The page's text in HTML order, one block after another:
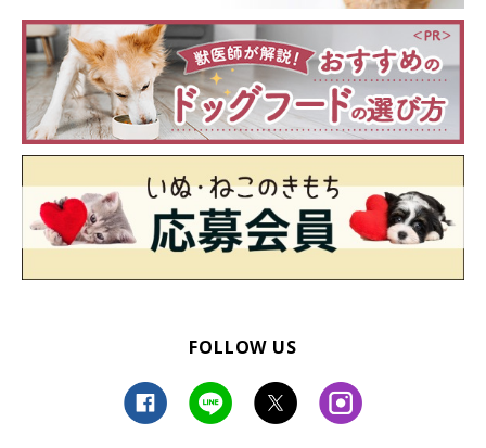
飼い主さん：
「実は、私は昨年夏に女の子を出産したのですが、当時はたまご
が子どもに嫉妬して床で粗相をしたり、元気がなくなったりして
いて。そこで、今まで以上に『たまごのこと大好きだよ、大切だ
よ』と伝え、子どものお世話の後は必ずたまごと触れ合う時間を
つくり、それ以外の時間も過剰なほどスキンシップをとるように
したんです。
に、嫉妬するようなことはなくなりました。たまごの成長を実感
FOLLOW US